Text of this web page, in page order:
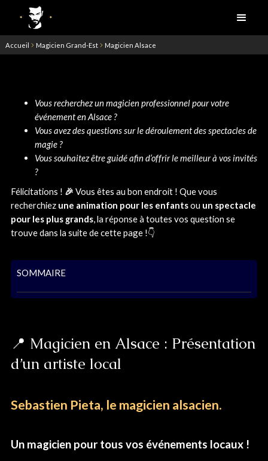
Accueil Magicien Grand-Est Magicien Alsace
Vous recherchez un magicien professionnel pour votre
événement en Alsace ?
Vous avez des questions sur le déroulement des spectacles de
magie ?
Vous souhaitez être guidé afin d’offrir le meilleur à vos invités
?
Félicitations ! 🎉 Vous êtes au bon endroit ! Que vous
recherchiez une animation pour les enfantsou un spectacle
pour les plus grands, la réponse à toutes vos question se
trouve dans la suite de cette page !👇
SOMMAIRE
📍 Magicien en Alsace : Présentation
d’un artiste local
Sebastien Pieta, le magicien alsacien.
Un magicien pour tous vos événements locaux !